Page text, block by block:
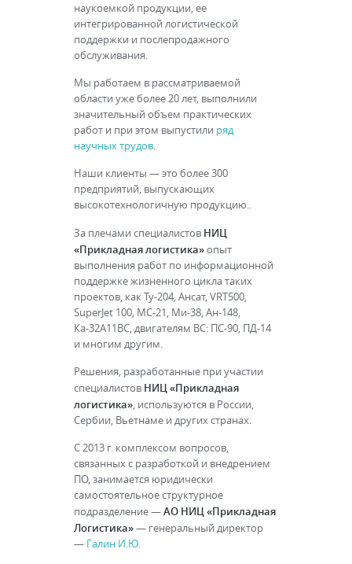
наукоемкой продукции, ее
интегрированной логистической
поддержки и послепродажного
обслуживания.
Мы работаем в рассматриваемой
области уже более 20 лет, выполнили
значительный объем практических
работ и при этом выпустили ряд
научных трудов.
Наши клиенты — это более 300
предприятий, выпускающих
высокотехнологичную продукцию..
За плечами специалистов НИЦ
«Прикладная логистика»опыт
выполнения работ по информационной
поддержке жизненного цикла таких
проектов, как Ту-204, Ансат, VRT500,
SuperJet 100, МС-21, Ми-38, Ан-148,
Ка-32А11ВС, двигателям ВС: ПС-90, ПД-14
и многим другим.
Решения, разработанные при участии
специалистов НИЦ «Прикладная
логистика», используются в России,
Сербии, Вьетнаме и других странах.
С 2013 г. комплексом вопросов,
связанных с разработкой и внедрением
ПО, занимается юридически
самостоятельное структурное
подразделение —АО НИЦ «Прикладная
Логистика»— генеральный директор
— Галин И.Ю.